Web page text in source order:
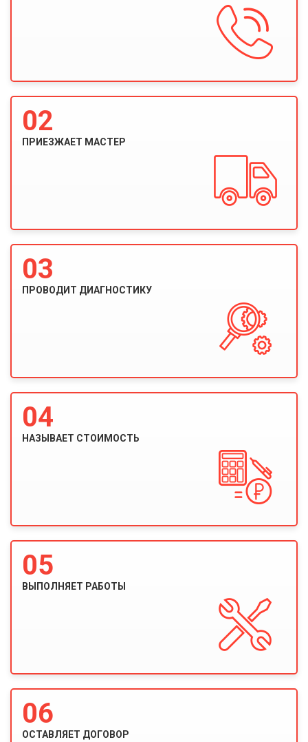
02
ПРИЕЗЖАЕТ МАСТЕР
03
ПРОВОДИТ ДИАГНОСТИКУ
04
НАЗЫВАЕТ СТОИМОСТЬ
05
ВЫПОЛНЯЕТ РАБОТЫ
06
ОСТАВЛЯЕТ ДОГОВОР